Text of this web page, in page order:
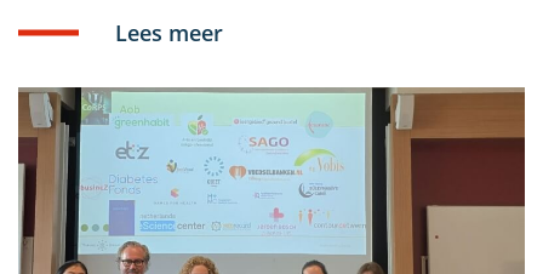
Lees meer